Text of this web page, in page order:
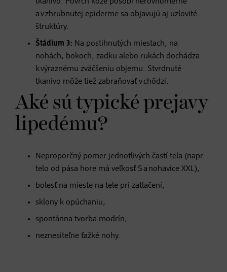
a v zhrubnutej epiderme sa objavujú aj uzlovité
štruktúry.
Štádium 3: Na postihnutých miestach, na
nohách, bokoch, zadku alebo rukách dochádza
k výraznému zväčšeniu objemu. Stvrdnuté
tkanivo môže tiež zabraňovať v chôdzi.
Aké sú typické prejavy
lipedému?
Neproporčný pomer jednotlivých častí tela (napr.
telo od pása hore má veľkosť S a nohavice XXL),
bolesť na mieste na tele pri zatlačení,
sklony k opúchaniu,
spontánna tvorba modrín,
neznesiteľne ťažké nohy.